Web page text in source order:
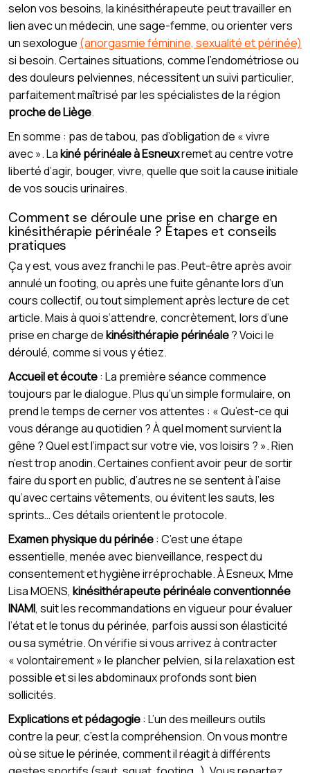
selon vos besoins, la kinésithérapeute peut travailler en
lien avec un médecin, une sage-femme, ou orienter vers
un sexologue (anorgasmie féminine, sexualité et périnée)
si besoin. Certaines situations, comme l’endométriose ou
des douleurs pelviennes, nécessitent un suivi particulier,
parfaitement maîtrisé par les spécialistes de la région
proche de Liège.
En somme : pas de tabou, pas d’obligation de « vivre
avec ». Lakiné périnéale à Esneuxremet au centre votre
liberté d’agir, bouger, vivre, quelle que soit la cause initiale
de vos soucis urinaires.
Comment se déroule une prise en charge en
kinésithérapie périnéale ? Étapes et conseils
pratiques
Ça y est, vous avez franchi le pas. Peut-être après avoir
annulé un footing, ou après une fuite gênante lors d’un
cours collectif, ou tout simplement après lecture de cet
article. Mais à quoi s’attendre, concrètement, lors d’une
prise en charge dekinésithérapie périnéale? Voici le
déroulé, comme si vous y étiez.
Accueil et écoute: La première séance commence
toujours par le dialogue. Plus qu’un simple formulaire, on
prend le temps de cerner vos attentes : « Qu’est-ce qui
vous dérange au quotidien ? À quel moment survient la
gêne ? Quel est l’impact sur votre vie, vos loisirs ? ». Rien
n’est trop anodin. Certaines confient avoir peur de sortir
faire du sport en public, d’autres ne se sentent à l’aise
qu’avec certains vêtements, ou évitent les sauts, les
sprints… Ces détails orientent le protocole.
Examen physique du périnée: C’est une étape
essentielle, menée avec bienveillance, respect du
consentement et hygiène irréprochable. À Esneux, Mme
Lisa MOENS, kinésithérapeute périnéale conventionnée
INAMI, suit les recommandations en vigueur pour évaluer
l’état et le tonus du périnée, parfois aussi son élasticité
ou sa symétrie. On vérifie si vous arrivez à contracter
« volontairement » le plancher pelvien, si la relaxation est
possible et si les abdominaux profonds sont bien
sollicités.
Explications et pédagogie: L’un des meilleurs outils
contre la peur, c’est la compréhension. On vous montre
où se situe le périnée, comment il réagit à différents